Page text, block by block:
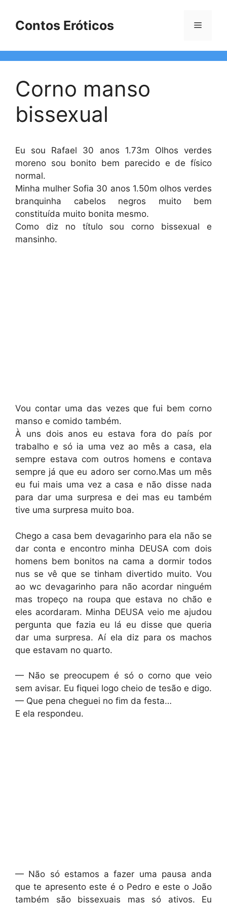
Contos Eróticos Menu
Corno manso
bissexual
Eu sou Rafael 30 anos 1.73m Olhos verdes
moreno sou bonito bem parecido e de físico
normal.
Minha mulher Sofia 30 anos 1.50m olhos verdes
branquinha cabelos negros muito bem
constituída muito bonita mesmo.
Como diz no título sou corno bissexual e
mansinho.
Vou contar uma das vezes que fui bem corno
manso e comido também.
À uns dois anos eu estava fora do país por
trabalho e só ia uma vez ao mês a casa, ela
sempre estava com outros homens e contava
sempre já que eu adoro ser corno.Mas um mês
eu fui mais uma vez a casa e não disse nada
para dar uma surpresa e dei mas eu também
tive uma surpresa muito boa.
Chego a casa bem devagarinho para ela não se
dar conta e encontro minha DEUSA com dois
homens bem bonitos na cama a dormir todos
nus se vê que se tinham divertido muito. Vou
ao wc devagarinho para não acordar ninguém
mas tropeço na roupa que estava no chão e
eles acordaram. Minha DEUSA veio me ajudou
pergunta que fazia eu lá eu disse que queria
dar uma surpresa. Aí ela diz para os machos
que estavam no quarto.
— Não se preocupem é só o corno que veio
sem avisar. Eu fiquei logo cheio de tesão e digo.
— Que pena cheguei no fim da festa…
E ela respondeu.
— Não só estamos a fazer uma pausa anda
que te apresento este é o Pedro e este o João
também são bissexuais mas só ativos. Eu